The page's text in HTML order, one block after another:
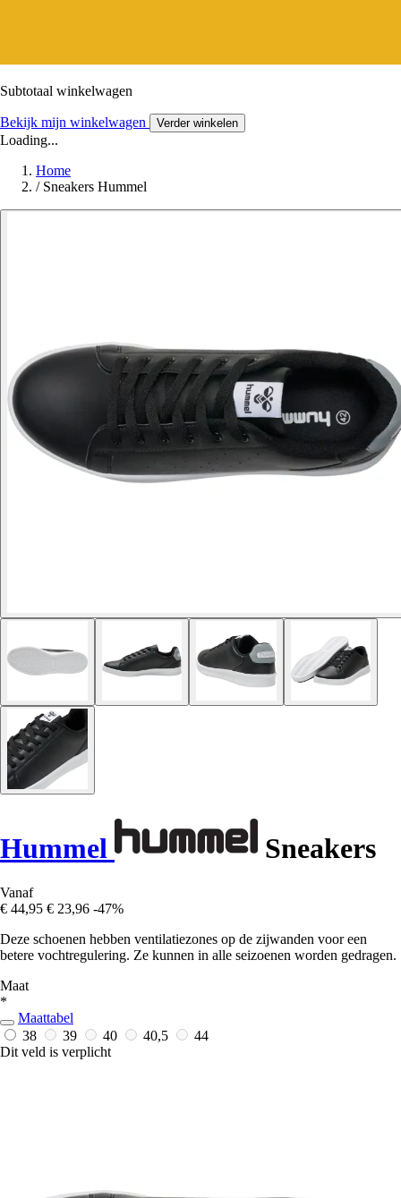
Subtotaal winkelwagen
Bekijk mijn winkelwagen Verder winkelen
Loading...
Home
/ Sneakers Hummel
Hummel Sneakers
Vanaf
€ 44,95 € 23,96 -47%
Deze schoenen hebben ventilatiezones op de zijwanden voor een
betere vochtregulering. Ze kunnen in alle seizoenen worden gedragen.
Maat
*
Maattabel
38
39 40 40,5
44
Dit veld is verplicht